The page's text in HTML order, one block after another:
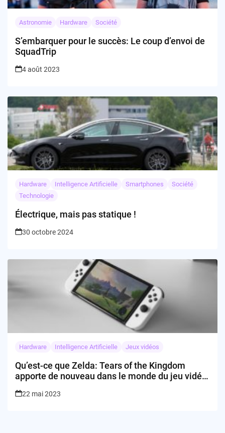
Astronomie Hardware Société
S’embarquer pour le succès: Le coup d’envoi de
SquadTrip
4 août 2023
Hardware Intelligence Artificielle Smartphones
Société
Technologie
Électrique, mais pas statique !
30 octobre 2024
Hardware Intelligence Artificielle Jeux vidéos
Qu’est-ce que Zelda: Tears of the Kingdom
apporte de nouveau dans le monde du jeu vidéo
22 mai 2023